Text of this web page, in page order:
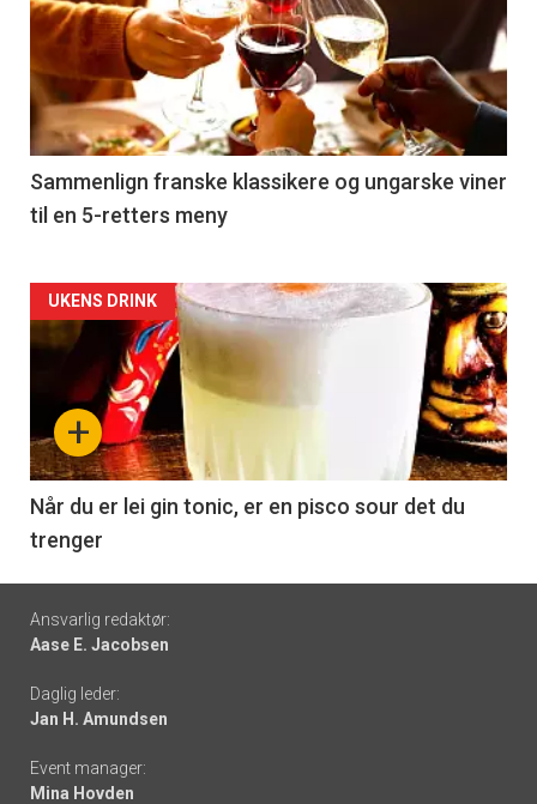
akkurat
nå
-
5
Sammenlign franske klassikere og ungarske viner
til en 5-retters meny
Forsiden
akkurat
nå
-
6
+
UKENS DRINK
Når du er lei gin tonic, er en pisco sour det du
trenger
Footer
-
links
Ansvarlig redaktør:
Aase E. Jacobsen
Daglig leder:
Jan H. Amundsen
Event manager:
Mina Hovden